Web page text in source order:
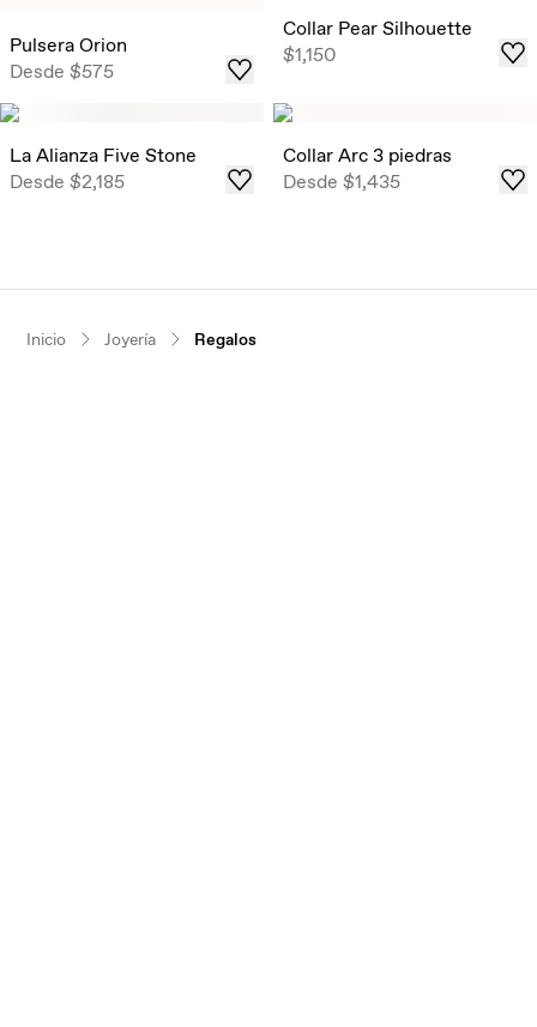
disponibles, por tiempo limitado, en determinados pesos
en quilates listos para enviar.
Comprar
Pulsera Orion
Desde $575
Collar Pear Silhouette
$1,150
La Alianza Five Stone
Desde $2,185
Collar Arc 3 piedras
Desde $1,435
Inicio Joyería Regalos